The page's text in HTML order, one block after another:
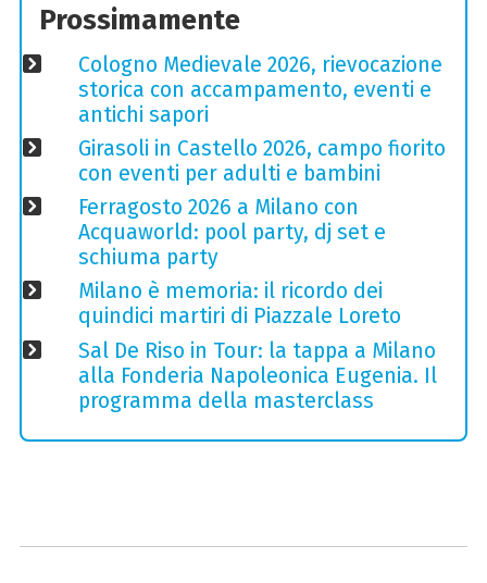
Prossimamente
Cologno Medievale 2026, rievocazione
storica con accampamento, eventi e
antichi sapori
Girasoli in Castello 2026, campo fiorito
con eventi per adulti e bambini
Ferragosto 2026 a Milano con
Acquaworld: pool party, dj set e
schiuma party
Milano è memoria: il ricordo dei
quindici martiri di Piazzale Loreto
Sal De Riso in Tour: la tappa a Milano
alla Fonderia Napoleonica Eugenia. Il
programma della masterclass